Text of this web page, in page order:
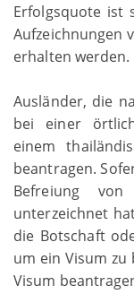
Erfolgsquote ist
Aufzeichnungen
erhalten werden.
Ausländer, die
bei einer
einem
beantragen.
Befreiung
unterzeichnet
die Botschaft
um ein Visum
Visum